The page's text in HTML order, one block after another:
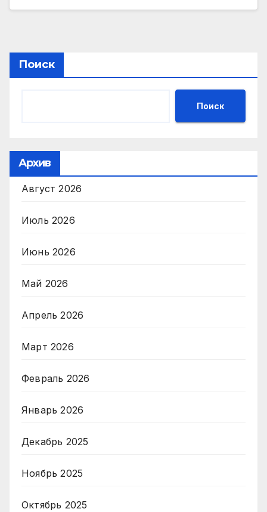
Поиск
Поиск
Архив
Август 2026
Июль 2026
Июнь 2026
Май 2026
Апрель 2026
Март 2026
Февраль 2026
Январь 2026
Декабрь 2025
Ноябрь 2025
Октябрь 2025